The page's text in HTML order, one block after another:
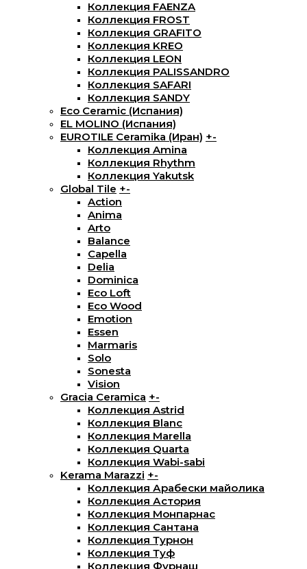
Коллекция FAENZA
Коллекция FROST
Коллекция GRAFITO
Коллекция KREO
Коллекция LEON
Коллекция PALISSANDRO
Коллекция SAFARI
Коллекция SANDY
Eco Ceramic (Испания)
EL MOLINO (Испания)
EUROTILE Ceramika (Иран) +-
Коллекция Amina
Коллекция Rhythm
Коллекция Yakutsk
Global Tile +-
Action
Anima
Arto
Balance
Capella
Delia
Dominica
Eco Loft
Eco Wood
Emotion
Essen
Marmaris
Solo
Sonesta
Vision
Gracia Ceramica +-
Коллекция Astrid
Коллекция Blanc
Коллекция Marella
Коллекция Quarta
Коллекция Wabi-sabi
Kerama Marazzi +-
Коллекция Арабески майолика
Коллекция Астория
Коллекция Монпарнас
Коллекция Сантана
Коллекция Турнон
Коллекция Туф
Коллекция Фурнаш